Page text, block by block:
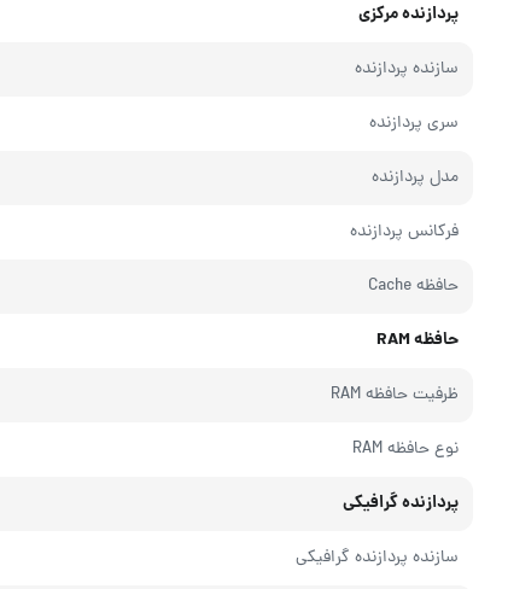
پردازنده مرکزی
سازنده پردازنده
سری پردازنده
مدل پردازنده
فرکانس پردازنده
حافظه Cache
حافظه RAM
ظرفیت حافظه RAM
نوع حافظه RAM
پردازنده گرافیکی
سازنده پردازنده گرافیکی